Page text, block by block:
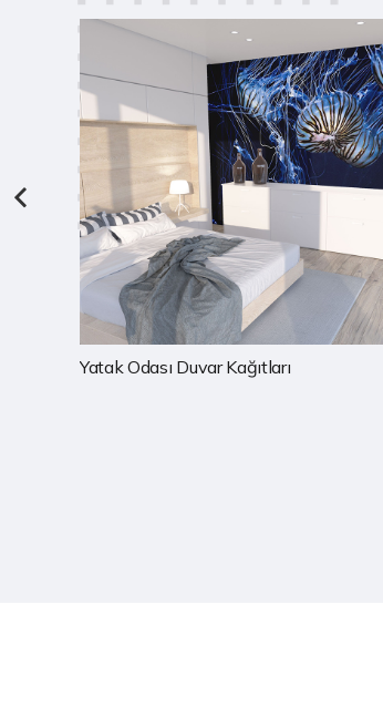
Çocuk Odası Duvar Kağıtları